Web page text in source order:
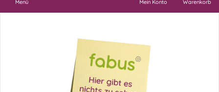
Warenkorb
Mein Konto
Menü